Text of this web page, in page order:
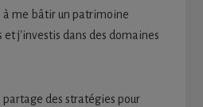
à me bâtir un patrimoine
et j'investis dans des domaines
partage des stratégies pour